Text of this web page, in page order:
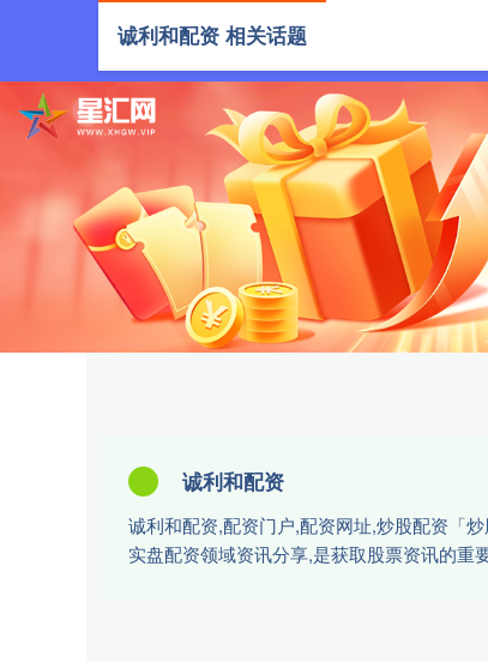
诚利和配资
诚利和配资,配资门户,配资网址,炒股配资「
实盘配资领域资讯分享,是获取股票资讯的重
诚利和配资 相关话题